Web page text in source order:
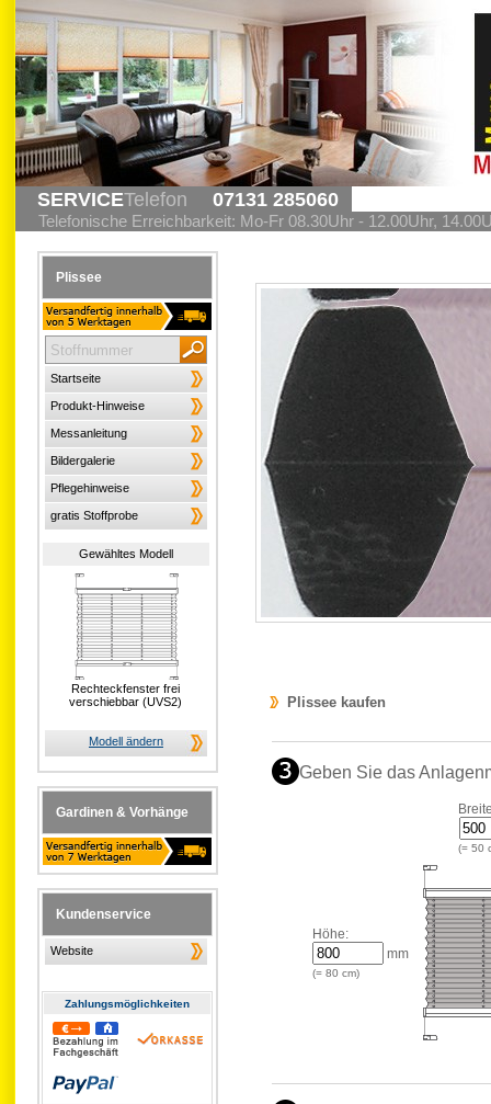
SERVICETelefon 07131 285060
Telefonische Erreichbarkeit: Mo-Fr 08.30Uhr - 12.00Uhr,
Plissee
Startseite
Produkt-Hinweise
Messanleitung
Bildergalerie
Pflegehinweise
gratis Stoffprobe
Gewähltes Modell
Rechteckfenster frei
verschiebbar (UVS2)
Modell ändern
Gardinen & Vorhänge
Kundenservice
Website
Zahlungs­möglichkeiten
Plissee kaufen
Geben Sie das
(=50
Höhe:
mm
(= 80 cm)